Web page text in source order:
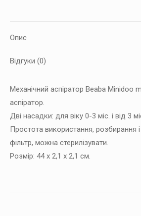
Опис
Відгуки (0)
Механічний аспіратор Beaba Minidoo
аспіратор.
Дві насадки: для віку 0-3 міс. і від 3
Простота використання, розбирання
фільтр, можна стерилізувати.
Розмір: 44 x 2,1 x 2,1 см.